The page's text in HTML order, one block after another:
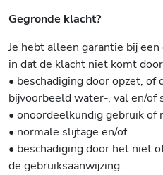
Gegronde klacht?
Je hebt alleen garantie bij
in dat de klacht niet komt
• beschadiging door opzet, of
bijvoorbeeld water-, val en/of
• onoordeelkundig gebruik of
• normale slijtage en/of
• beschadiging door het niet
de gebruiksaanwijzing.